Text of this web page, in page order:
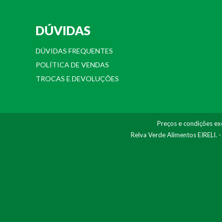
DÚVIDAS
DÚVIDAS FREQUENTES
POLÍTICA DE VENDAS
TROCAS E DEVOLUÇÕES
Preços e condições
Relva Verde Alimentos